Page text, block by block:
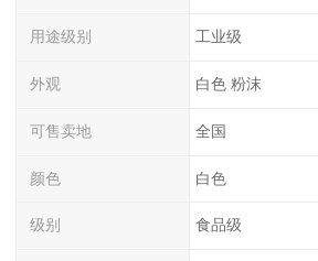
用途级别 工业级
外观 白色 粉沫
可售卖地 全国
颜色 白色
级别 食品级